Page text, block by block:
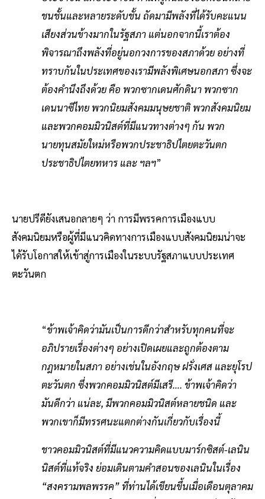
ชนชั้นและหลายระดับชั้น ถัดมามีพลังที่ได้รับคะแนน
เสียงส่วนข้างมากในรัฐสภา แต่นอกจากนี้เราต้อง
พิจารณาถึงพลังที่อยู่นอกวงการของสภาด้วย อย่างที่
ทราบกันในประเทศของเรามีพลังพิเศษนอกสภา ซึ่งจะ
ต้องคำนึงถึงด้วย คือ พวกซากเดนศักดินา พวกซาก
เดนนาซีไทย พวกนิยมสังคมมนุษยชาติ พวกสังคมนิยม
และพวกคอมมิวนิสต์ที่มีแนวทางต่างๆ กัน พวก
นายทุนสมัยใหม่หรือพวกประชาธิปไตยตะวันตก
ประชาธิปไตยทหาร และ ฯลฯ”
นายปรีดียังเสนอกลายๆ ว่า การมีพรรคการเมืองแบบ
สังคมนิยมหรือผู้ที่มีแนวคิดทางการเมืองแบบสังคมนิยมน่าจะ
ได้รับโอกาสให้เข้าสู่การเมืองในระบบรัฐสภาแบบประเทศ
ตะวันตก
“ข้าพเจ้าคิดว่ามันเป็นการดีกว่าสำหรับทุกคนที่จะ
อภิปรายเรื่องต่างๆ อย่างเปิดเผยและถูกต้องตาม
กฎหมายในสภา อย่างเช่นในอังกฤษ ฝรั่งเศส และยุโรป
ตะวันตก ซึ่งพวกคอมมิวนิสต์มีเสรี…. ข้าพเจ้าคิดว่า
มันดีกว่า แน่ละ, มีพวกคอมมิวนิสต์หลายชนิด และ
พวกเขาก็มีทรรศนะแตกต่างกันเกี่ยวกับเรื่องนี้
ชาวคอมมิวนิสต์ที่มีแนวความคิดแบบมาร์กซิสต์-เลนิน
นิสต์ที่แท้จริง ย่อมเดินตามคําสอนของเลนินในเรื่อง
“สงครามพลพรรค” ที่ท่านได้เขียนขึ้นเมื่อเดือนตุลาคม